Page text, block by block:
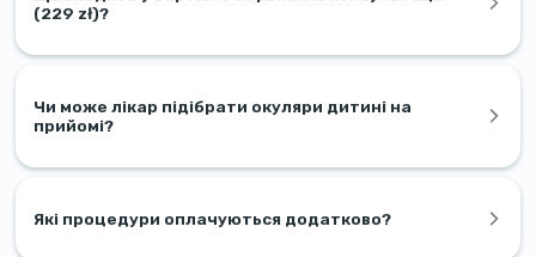
(229 zł)?
Чи може лікар підібрати окуляри дитині на
прийомі?
Які процедури оплачуються додатково?